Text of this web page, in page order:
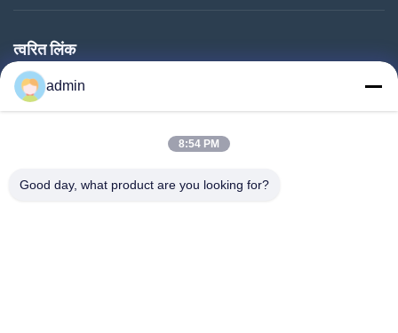
त्वरित लिंक
घर
उत्पादों
हमारे बारे में
admin
8:54 PM
Good day, what product are you looking for?